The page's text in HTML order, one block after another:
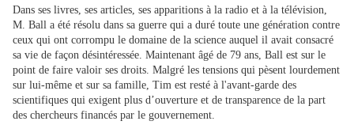
Dans ses livres, ses articles, ses apparitions à la radio et à la télévision,
M. Ball a été résolu dans sa guerre qui a duré toute une génération contre
ceux qui ont corrompu le domaine de la science auquel il avait consacré
sa vie de façon désintéressée. Maintenant âgé de 79 ans, Ball est sur le
point de faire valoir ses droits. Malgré les tensions qui pèsent lourdement
sur lui-même et sur sa famille, Tim est resté à l'avant-garde des
scientifiques qui exigent plus d’ouverture et de transparence de la part
des chercheurs financés par le gouvernement.